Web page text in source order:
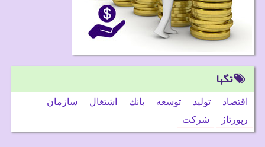
تگها
اقتصاد تولید توسعه بانك اشتغال
سازمان
رپورتاژ
شركت